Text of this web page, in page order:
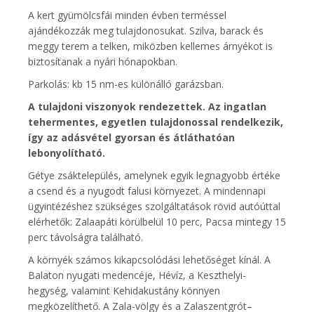
A kert gyümölcsfái minden évben terméssel
ajándékozzák meg tulajdonosukat. Szilva, barack és
meggy terem a telken, miközben kellemes árnyékot is
biztosítanak a nyári hónapokban.
Parkolás: kb 15 nm-es különálló garázsban.
A tulajdoni viszonyok rendezettek. Az ingatlan
tehermentes, egyetlen tulajdonossal rendelkezik,
így az adásvétel gyorsan és átláthatóan
lebonyolítható.
Gétye zsáktelepülés, amelynek egyik legnagyobb értéke
a csend és a nyugodt falusi környezet. A mindennapi
ügyintézéshez szükséges szolgáltatások rövid autóúttal
elérhetők: Zalaapáti körülbelül 10 perc, Pacsa mintegy 15
perc távolságra található.
A környék számos kikapcsolódási lehetőséget kínál. A
Balaton nyugati medencéje, Hévíz, a Keszthelyi-
hegység, valamint Kehidakustány könnyen
megközelíthető. A Zala-völgy és a Zalaszentgrót–